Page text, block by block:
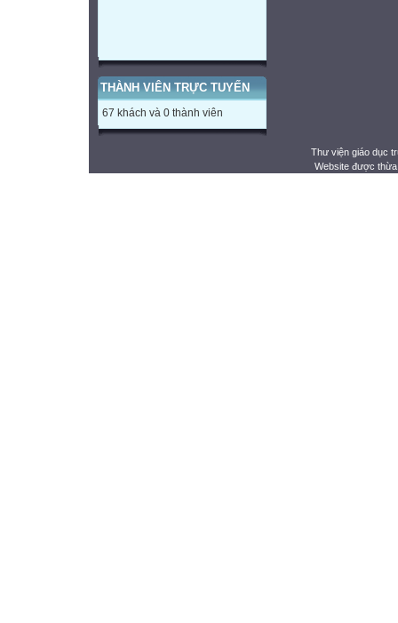
THÀNH VIÊN TRỰC TUYẾN
67 khách và 0 thành viên
Thư viện giáo dục
Website được